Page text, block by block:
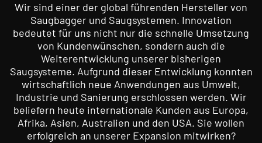
Wir sind einer der global führenden Hersteller von
Saugbagger und Saugsystemen. Innovation
bedeutet für uns nicht nur die schnelle Umsetzung
von Kundenwünschen, sondern auch die
Weiterentwicklung unserer bisherigen
Saugsysteme. Aufgrund dieser Entwicklung konnten
wirtschaftlich neue Anwendungen aus Umwelt,
Industrie und Sanierung erschlossen werden. Wir
beliefern heute internationale Kunden aus Europa,
Afrika, Asien, Australien und den USA. Sie wollen
erfolgreich an unserer Expansion mitwirken?